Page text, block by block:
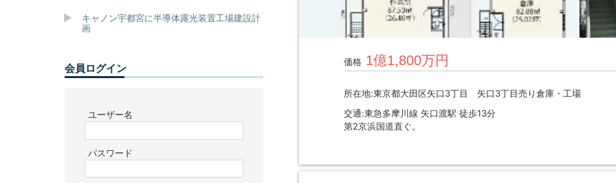
価格1億1,800万円
所在地:東京都大田区矢口3丁目 矢口3丁目売り倉庫・工場
交通:東急多摩川線 矢口渡駅 徒歩13分
第2京浜国道直ぐ。
キャノン宇都宮に半導体露光装置工場建設計
画
会員ログイン
ユーザー名
パスワード